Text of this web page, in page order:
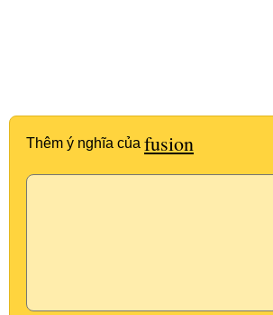
Thêm ý nghĩa của fusion